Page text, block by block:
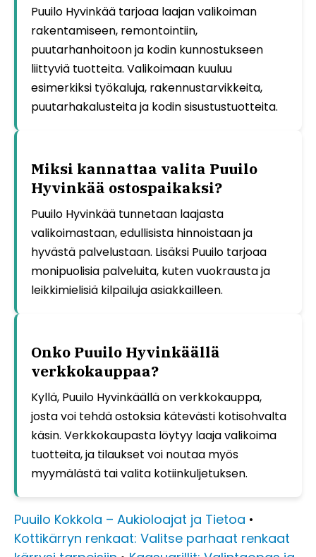
Puuilo Hyvinkää tarjoaa laajan valikoiman
rakentamiseen, remontointiin,
puutarhanhoitoon ja kodin kunnostukseen
liittyviä tuotteita. Valikoimaan kuuluu
esimerkiksi työkaluja, rakennustarvikkeita,
puutarhakalusteita ja kodin sisustustuotteita.
Miksi kannattaa valita Puuilo
Hyvinkää ostospaikaksi?
Puuilo Hyvinkää tunnetaan laajasta
valikoimastaan, edullisista hinnoistaan ja
hyvästä palvelustaan. Lisäksi Puuilo tarjoaa
monipuolisia palveluita, kuten vuokrausta ja
leikkimielisiä kilpailuja asiakkailleen.
Onko Puuilo Hyvinkäällä
verkkokauppaa?
Kyllä, Puuilo Hyvinkäällä on verkkokauppa,
josta voi tehdä ostoksia kätevästi kotisohvalta
käsin. Verkkokaupasta löytyy laaja valikoima
tuotteita, ja tilaukset voi noutaa myös
myymälästä tai valita kotiinkuljetuksen.
Puuilo Kokkola – Aukioloajat ja Tietoa •
Kottikärryn renkaat: Valitse parhaat renkaat